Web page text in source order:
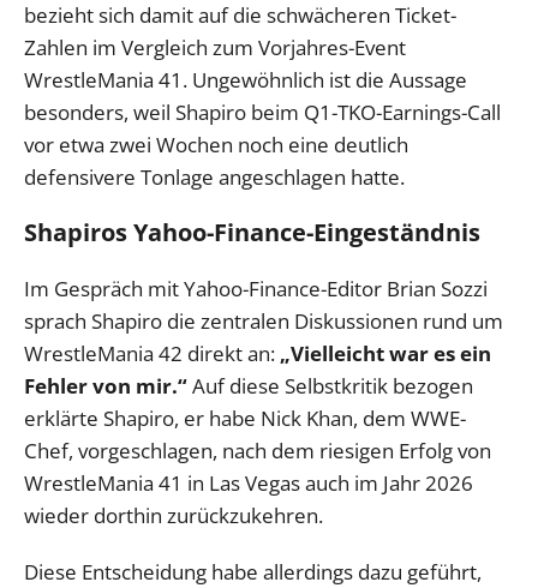
bezieht sich damit auf die schwächeren Ticket-
Zahlen im Vergleich zum Vorjahres-Event
WrestleMania 41. Ungewöhnlich ist die Aussage
besonders, weil Shapiro beim Q1-TKO-Earnings-Call
vor etwa zwei Wochen noch eine deutlich
defensivere Tonlage angeschlagen hatte.
Shapiros Yahoo-Finance-Eingeständnis
Im Gespräch mit Yahoo-Finance-Editor Brian Sozzi
sprach Shapiro die zentralen Diskussionen rund um
WrestleMania 42 direkt an: „Vielleicht war es ein
Fehler von mir.“Auf diese Selbstkritik bezogen
erklärte Shapiro, er habe Nick Khan, dem WWE-
Chef, vorgeschlagen, nach dem riesigen Erfolg von
WrestleMania 41 in Las Vegas auch im Jahr 2026
wieder dorthin zurückzukehren.
Diese Entscheidung habe allerdings dazu geführt,